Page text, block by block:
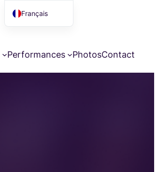
Performances PhotosContact
Français